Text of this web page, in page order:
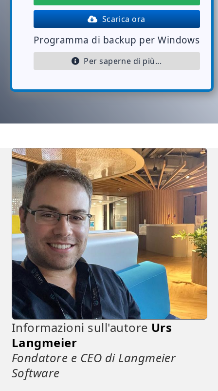
Scarica ora
Programma di backup per Windows
Per saperne di più...
Informazioni sull'autore Urs
Langmeier
Fondatore e CEO di Langmeier
Software